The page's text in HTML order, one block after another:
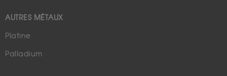
AUTRES MÉTAUX
Platine
Palladium